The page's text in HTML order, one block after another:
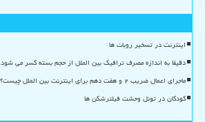
اینترنت در تسخیر روبات ها
دقیقا به اندازه مصرف ترافیک بین الملل از حجم بسته کسر می شود
ماجرای اعمال ضریب ۲ و هفت دهم برای اینترنت بین الملل چیست؟
کودکان در تونل وحشت فیلترشکن ها